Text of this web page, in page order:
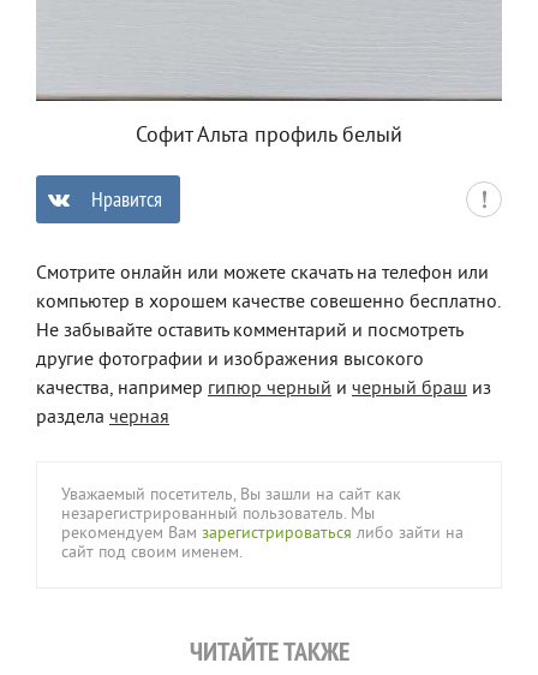
Софит Альта профиль белый
Нравится
Смотрите онлайн или можете скачать на телефон или
компьютер в хорошем качестве совешенно бесплатно.
Не забывайте оставить комментарий и посмотреть
другие фотографии и изображения высокого
качества, например гипюр черный и черный браш из
раздела черная
Уважаемый посетитель, Вы зашли на сайт как
незарегистрированный пользователь. Мы
рекомендуем Вам зарегистрироваться либо зайти на
сайт под своим именем.
ЧИТАЙТЕ ТАКЖЕ